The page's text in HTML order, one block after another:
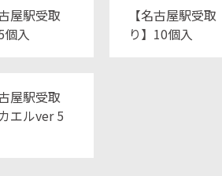
屋駅受取
個入
【名古屋駅受取
り】10個入
屋駅受取
エルver 5